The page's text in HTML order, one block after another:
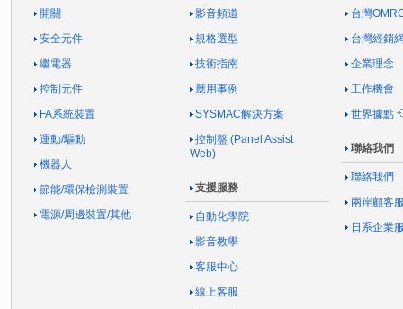
開關
安全元件
繼電器
控制元件
FA系統裝置
運動/驅動
機器人
節能/環保檢測裝置
電源/周邊裝置/其他
影音頻道
規格選型
技術指南
應用事例
SYSMAC解決方案
控制盤 (Panel Assist
Web)
支援服務
自動化學院
影音教學
客服中心
線上客服
台灣
台灣經銷
企業理念
工作機會
世界據點
聯絡我們
聯絡我們
兩岸顧客
日系企業